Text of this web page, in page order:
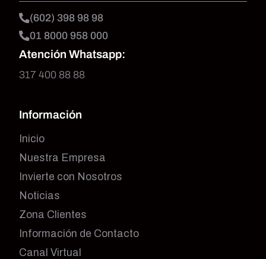
(602) 398 98 98
01 8000 958 000
Atención Whatsapp:
317 400 88 88
Información
Inicio
Nuestra Empresa
Invierte con Nosotros
Noticias
Zona Clientes
Información de Contacto
Canal Virtual